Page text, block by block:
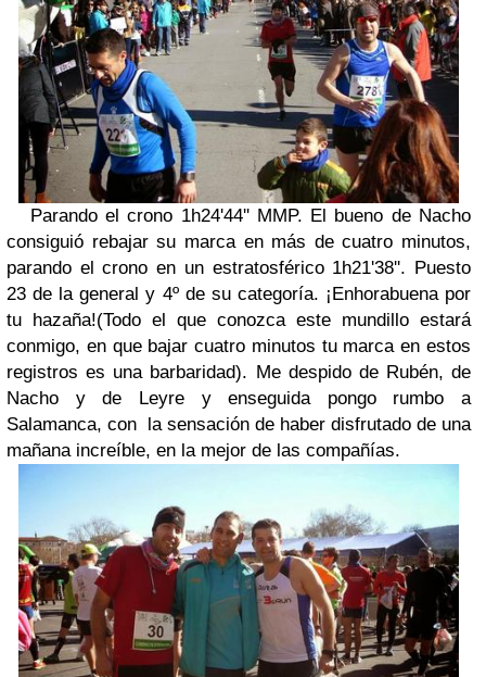
Parando el crono 1h24'44'' MMP. El bueno de Nacho
consiguió rebajar su marca en más de cuatro minutos,
parando el crono en un estratosférico 1h21'38''. Puesto
23 de la general y 4º de su categoría. ¡Enhorabuena por
tu hazaña!(Todo el que conozca este mundillo estará
conmigo, en que bajar cuatro minutos tu marca en estos
registros es una barbaridad). Me despido de Rubén, de
Nacho y de Leyre y enseguida pongo rumbo a
Salamanca, con la sensación de haber disfrutado de una
mañana increíble, en la mejor de las compañías.